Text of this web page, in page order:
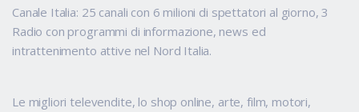
Canale Italia: 25 canali con 6 milioni di spettatori al giorno, 3
Radio con programmi di informazione, news ed
intrattenimento attive nel Nord Italia.
Le migliori televendite, lo shop online, arte, film, motori,